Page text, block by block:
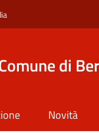
di
Novità